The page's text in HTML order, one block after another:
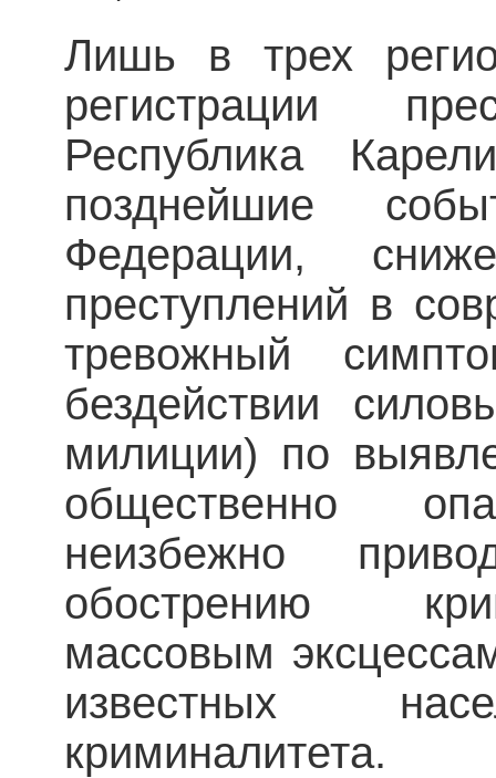
Лишь в трех
регистрации
Республика
позднейшие
Федерации,
преступлений в
тревожный
бездействии
милиции) по
общественно
неизбежно
обострению
массовым
известных
криминалитета.